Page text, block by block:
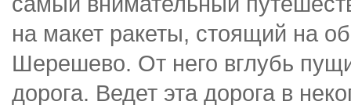
на макет ракеты, стоящий на
Шерешево. От него вглубь
дорога. Ведет эта дорога в